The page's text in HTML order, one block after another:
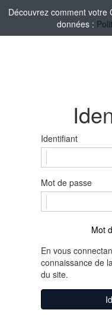
Découvrez comment votre
données :
Identifiant
Mot de passe
Mot
En vous
connaissance de
du site.